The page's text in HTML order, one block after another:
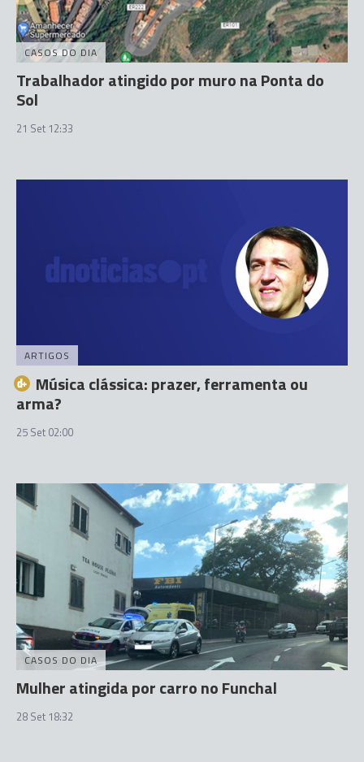
CASOS DO DIA
Trabalhador atingido por muro na Ponta do
Sol
21 Set 12:33
ARTIGOS
Música clássica: prazer, ferramenta ou
arma?
25 Set 02:00
CASOS DO DIA
Mulher atingida por carro no Funchal
28 Set 18:32